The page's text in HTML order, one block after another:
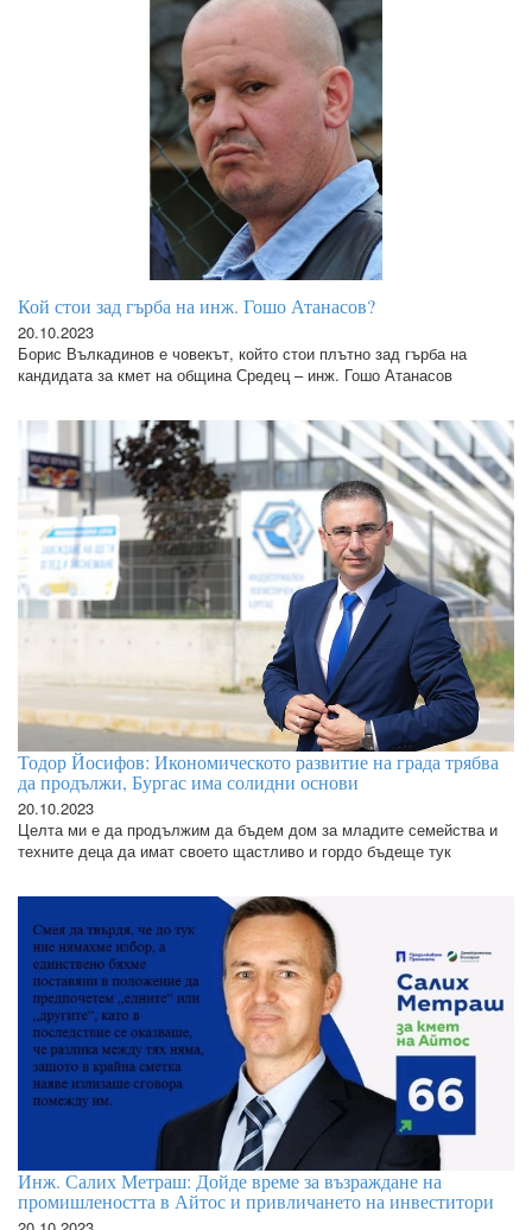
Кой стои зад гърба на инж. Гошо Атанасов?
20.10.2023
Борис Вълкадинов е човекът, който стои плътно зад гърба на
кандидата за кмет на община Средец – инж. Гошо Атанасов
Тодор Йосифов: Икономическото развитие на града трябва
да продължи, Бургас има солидни основи
20.10.2023
Целта ми е да продължим да бъдем дом за младите семейства и
техните деца да имат своето щастливо и гордо бъдеще тук
Инж. Салих Метраш: Дойде време за възраждане на
промишлеността в Айтос и привличането на инвеститори